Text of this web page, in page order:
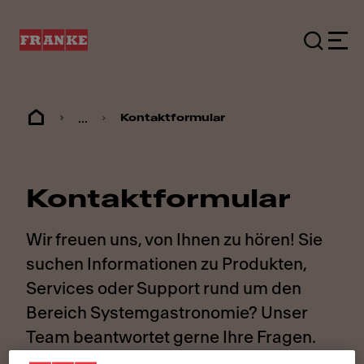
... Kontaktformular
Kontaktformular
Wir freuen uns, von Ihnen zu hören! Sie
suchen Informationen zu Produkten,
Services oder Support rund um den
Bereich Systemgastronomie? Unser
Team beantwortet gerne Ihre Fragen.